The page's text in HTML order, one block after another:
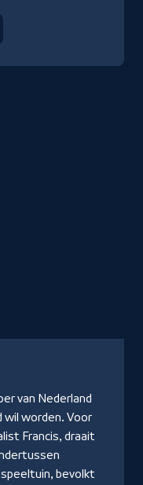
van Nederland
worden. Voor
Francis, draait
bevolkt